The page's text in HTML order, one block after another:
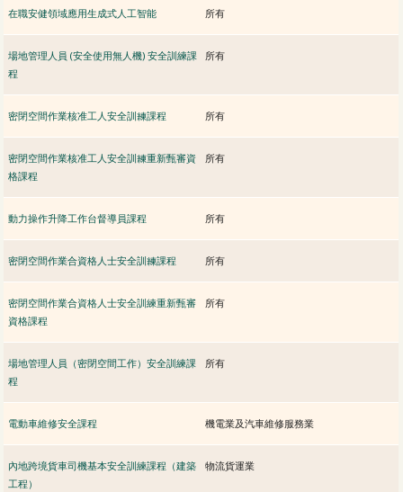
在職安健領域應用生成式人工智能 所有
場地管理人員 (安全使用無人機) 安全訓練課
程
所有
密閉空間作業核准工人安全訓練課程 所有
密閉空間作業核准工人安全訓練重新甄審資
格課程
所有
動力操作升降工作台督導員課程 所有
密閉空間作業合資格人士安全訓練課程 所有
密閉空間作業合資格人士安全訓練重新甄審
資格課程
所有
場地管理人員（密閉空間工作）安全訓練課
程
所有
電動車維修安全課程 機電業及汽車維修服務業
內地跨境貨車司機基本安全訓練課程（建築
工程）
物流貨運業